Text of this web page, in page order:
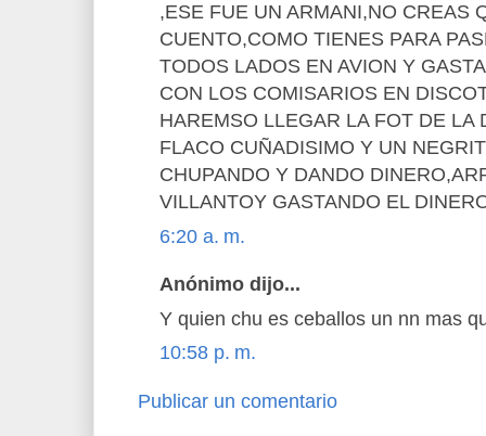
,ESE FUE UN ARMANI,NO CREAS
CUENTO,COMO TIENES PARA
TODOS LADOS EN AVION Y
CON LOS COMISARIOS EN
HAREMSO LLEGAR LA FOT DE LA
FLACO CUÑADISIMO Y UN
CHUPANDO Y DANDO
VILLANTOY GASTANDO EL
6:20 a. m.
Anónimo dijo...
Y quien chu es ceballos un nn mas
10:58 p. m.
Publicar un comentario